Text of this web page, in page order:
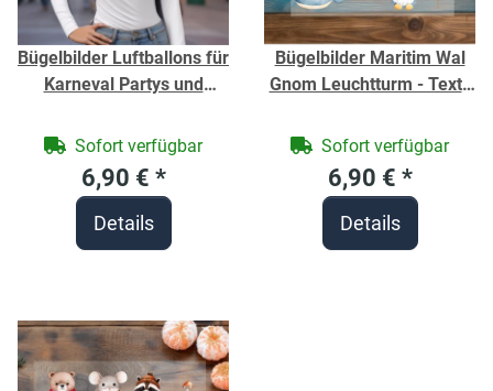
Bügelbilder Luftballons für
Karneval Partys und
Aufbügler - Fröhlicher
Must-have
Sofort verfügbar
6,90 € *
Details
Bügelbilder Maritim Wal
Gnom Leuchtturm - Textil
Sofort verfügbar
6,90 € *
Details